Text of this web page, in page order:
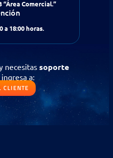
“Área Comercial.”
a 18:00 horas.
necesitassoporte
ingresa a:
CLIENTE
y necesitas
soporte
CLIENTE